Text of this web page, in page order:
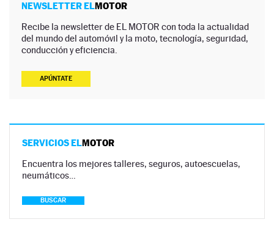
NEWSLETTER ELMOTOR
Recibe la newsletter de EL MOTOR con toda la actualidad
del mundo del automóvil y la moto, tecnología, seguridad,
conducción y eficiencia.
APÚNTATE
SERVICIOS ELMOTOR
Encuentra los mejores talleres, seguros, autoescuelas,
neumáticos…
BUSCAR